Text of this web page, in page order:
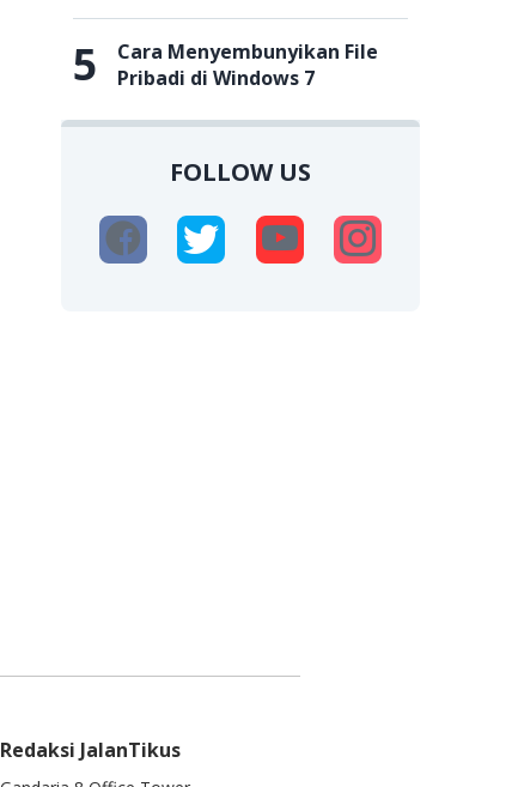
5
Cara Menyembunyikan File
Pribadi di Windows 7
FOLLOW US
Redaksi JalanTikus